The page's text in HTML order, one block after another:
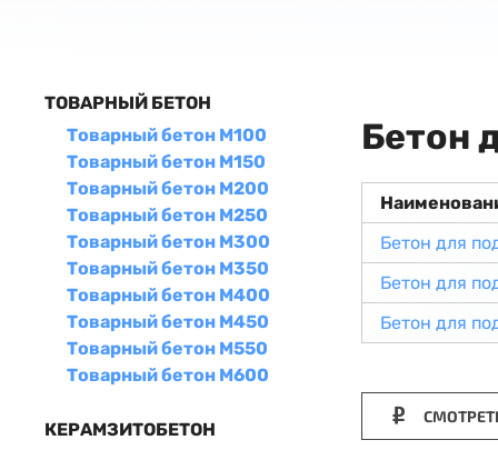
ТОВАРНЫЙ БЕТОН
Товарный бетон М100
Товарный бетон М150
Товарный бетон М200
Товарный бетон М250
Товарный бетон М300
Товарный бетон М350
Товарный бетон М400
Товарный бетон М450
Товарный бетон М550
Товарный бетон М600
КЕРАМЗИТОБЕТОН
Бетон
Бетон для
Бетон для
Бетон для